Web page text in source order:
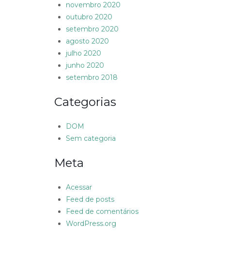
novembro 2020
outubro 2020
setembro 2020
agosto 2020
julho 2020
junho 2020
setembro 2018
Categorias
DOM
Sem categoria
Meta
Acessar
Feed de posts
Feed de comentários
WordPress.org